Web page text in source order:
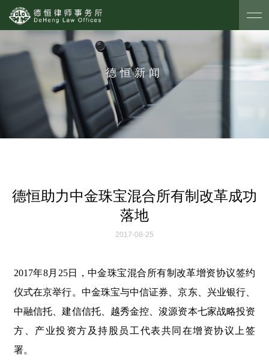
德恒新闻
德恒助力中金珠宝混合所有制改革成功
落地
2017-08-25
2017年8月25日，中金珠宝混合所有制改革增资协议签约
仪式在京举行。中金珠宝与中信证券、京东、兴业银行、
中融信托、建信信托、越秀金控、浚源资本七家战略投资
方、产业投资方及持股员工代表共同在增资协议上签
署。